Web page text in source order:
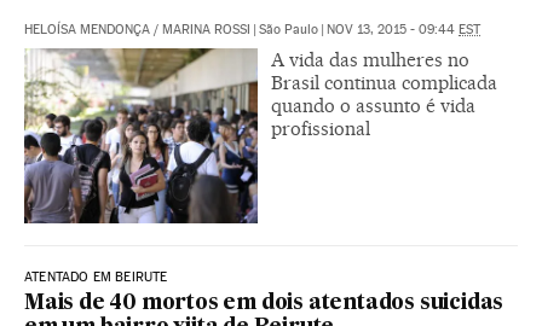
HELOÍSA MENDONÇA / MARINA ROSSI | São Paulo | NOV 13, 2015 - 09:44 EST
A vida das mulheres no
Brasil continua complicada
quando o assunto é vida
profissional
ATENTADO EM BEIRUTE
Mais de 40 mortos em dois atentados suicidas